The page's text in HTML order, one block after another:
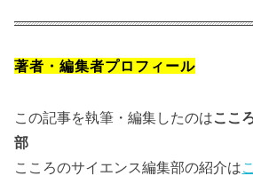
著者・編集者プロフィール
この記事を執筆・編集したのはここ
部
こころのサイエンス編集部の紹介は